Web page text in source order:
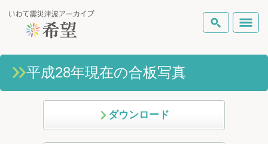
いわて震災津波アーカイブとは
復興の軌跡
地図から探す
平成28年現在の合板写真
ダウンロード